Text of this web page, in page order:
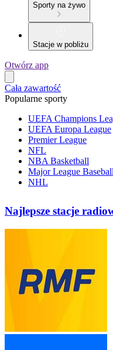
Sporty na żywo
Stacje w pobliżu
Otwórz app
Cała zawartość
Popularne sporty
UEFA Champions
UEFA Europa League
Premier League
NFL
NBA Basketball
Major League Baseball
NHL
Najlepsze stacje